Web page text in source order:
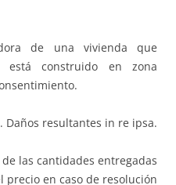
de una vivienda que
está construido en zona
. Daños resultantes in re ipsa.
las cantidades entregadas
en caso de resolución